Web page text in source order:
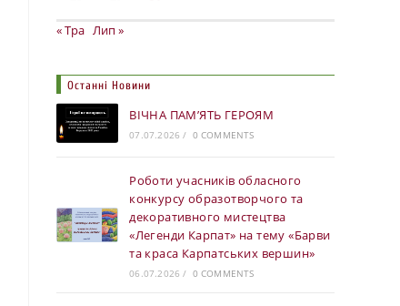
« Тра Лип »
Останні Новини
ВІЧНА ПАМ’ЯТЬ ГЕРОЯМ
07.07.2026 / 0 COMMENTS
Роботи учасників обласного
конкурсу образотворчого та
декоративного мистецтва
«Легенди Карпат» на тему «Барви
та краса Карпатських вершин»
06.07.2026 / 0 COMMENTS